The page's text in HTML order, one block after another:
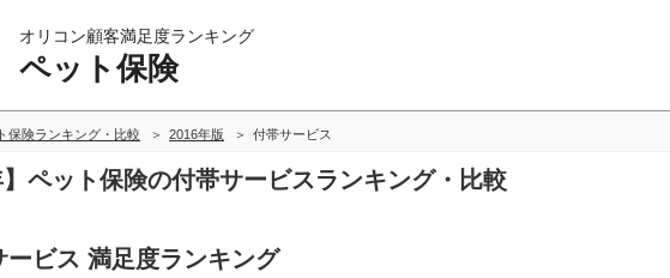
オリコン顧客満足度ランキング
ペット保険
保険ランキング・比較 2016年版 付帯サービス
】ペット保険の付帯サービスランキング・比較
ービス 満足度ランキング